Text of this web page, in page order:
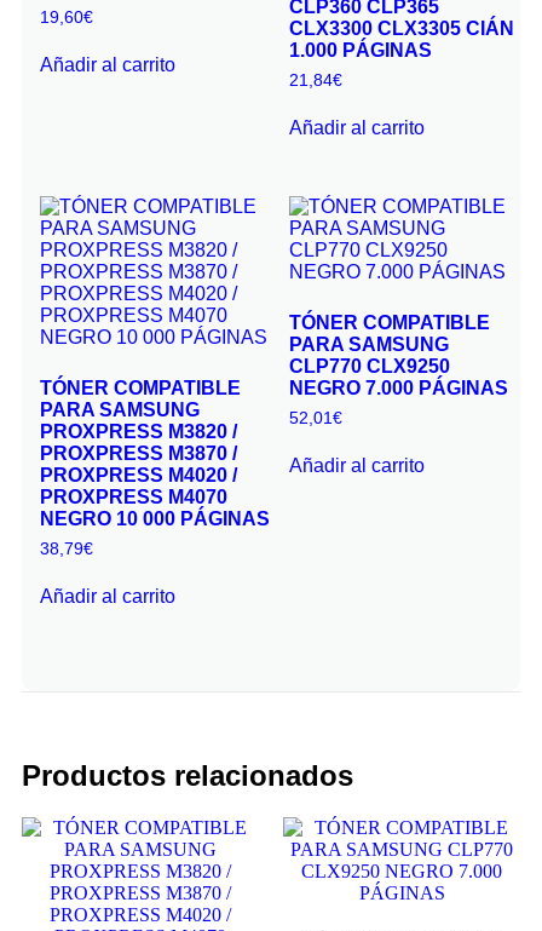
19,60€
Añadir al carrito
CLP360 CLP365
CLX3300 CLX3305 CIÁN
1.000 PÁGINAS
21,84€
Añadir al carrito
TÓNER COMPATIBLE
PARA SAMSUNG
PROXPRESS M3820 /
PROXPRESS M3870 /
PROXPRESS M4020 /
PROXPRESS M4070
NEGRO 10 000 PÁGINAS
38,79€
Añadir al carrito
TÓNER COMPATIBLE
PARA SAMSUNG
CLP770 CLX9250
NEGRO 7.000 PÁGINAS
52,01€
Añadir al carrito
Productos relacionados